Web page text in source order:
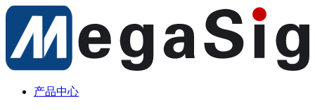
产品中心